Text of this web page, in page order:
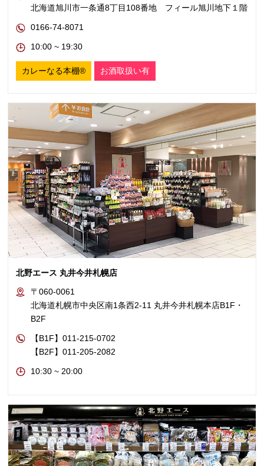
北海道旭川市一条通8丁目108番地 フィール旭川地下１階
0166-74-8071
10:00 ~ 19:30
カレーなる本棚® お酒取扱い有
北野エース 丸井今井札幌店
〒060-0061
北海道札幌市中央区南1条西2-11 丸井今井札幌本店B1F・
B2F
【B1F】011-215-0702
【B2F】011-205-2082
10:30 ~ 20:00